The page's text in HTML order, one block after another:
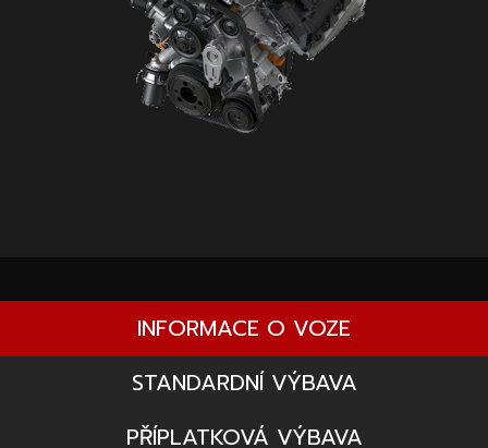
INFORMACE O VOZE
STANDARDNÍ VÝBAVA
PŘÍPLATKOVÁ VÝBAVA